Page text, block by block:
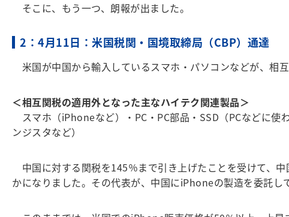
そこに、もう一つ、朗報が出ました。
2：4月11日：米国税関・国境取締局（CBP）通達
米国が中国から輸入しているスマホ・パソコンなどが、相
＜相互関税の適用外となった主なハイテク関連製品＞
スマホ（iPhoneなど）・PC・PC部品・SSD（PCなどに使
ンジスタなど）
中国に対する関税を145％まで引き上げたことを受けて、
かになりました。その代表が、中国にiPhoneの製造を委託し